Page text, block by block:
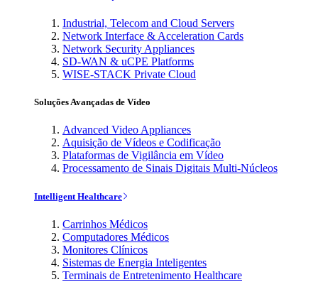
Industrial, Telecom and Cloud Servers
Network Interface & Acceleration Cards
Network Security Appliances
SD-WAN & uCPE Platforms
WISE-STACK Private Cloud
Soluções Avançadas de Vídeo
Advanced Video Appliances
Aquisição de Vídeos e Codificação
Plataformas de Vigilância em Vídeo
Processamento de Sinais Digitais Multi-Núcleos
Intelligent Healthcare
Carrinhos Médicos
Computadores Médicos
Monitores Clínicos
Sistemas de Energia Inteligentes
Terminais de Entretenimento Healthcare